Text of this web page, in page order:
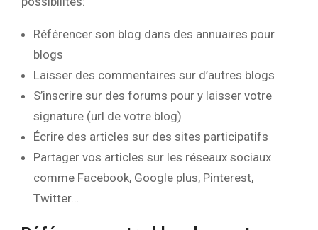
Référencer son blog dans des annuaires pour
blogs
Laisser des commentaires sur d’autres blogs
S’inscrire sur des forums pour y laisser votre
signature (url de votre blog)
Écrire des articles sur des sites participatifs
Partager vos articles sur les réseaux sociaux
comme Facebook, Google plus, Pinterest,
Twitter…